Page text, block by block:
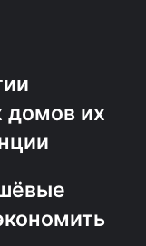
домов их